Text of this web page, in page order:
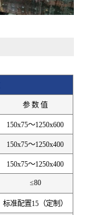
参 数 值
150x75～1250x600
150x75～1250x400
150x75～1250x400
≤80
标准配置15（定制）